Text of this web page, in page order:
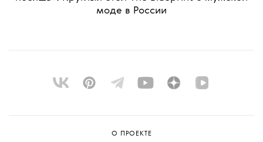
моде в России
О ПРОЕКТЕ